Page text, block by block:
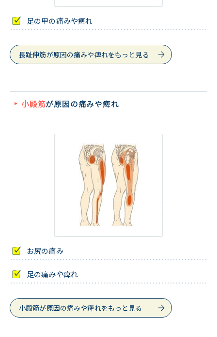
足の甲の痛みや痺れ
長趾伸筋が原因の痛みや痺れをもっと見る
小殿筋が原因の痛みや痺れ
お尻の痛み
足の痛みや痺れ
小殿筋が原因の痛みや痺れをもっと見る